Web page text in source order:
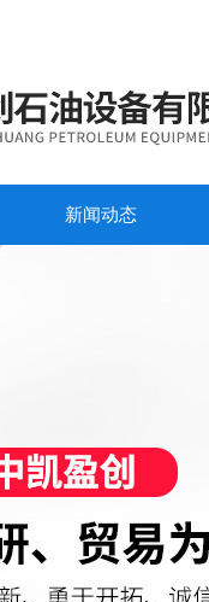
新闻动态